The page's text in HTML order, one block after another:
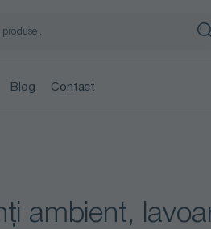
Blog Contact
ambient,